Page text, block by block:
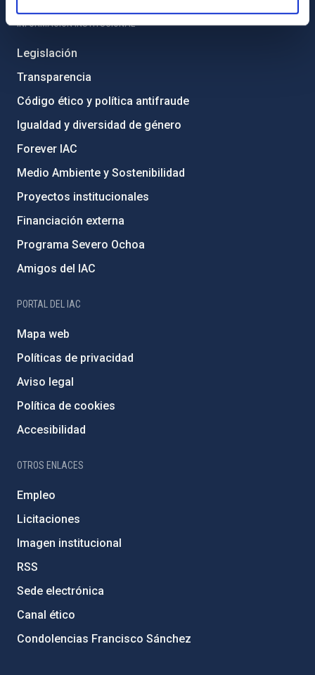
INFORMACIÓN INSTITUCIONAL
Legislación
Transparencia
Código ético y política antifraude
Igualdad y diversidad de género
Forever IAC
Medio Ambiente y Sostenibilidad
Proyectos institucionales
Financiación externa
Programa Severo Ochoa
Amigos del IAC
PORTAL DEL IAC
Mapa web
Políticas de privacidad
Aviso legal
Política de cookies
Accesibilidad
OTROS ENLACES
Empleo
Licitaciones
Imagen institucional
RSS
Sede electrónica
Canal ético
Condolencias Francisco Sánchez